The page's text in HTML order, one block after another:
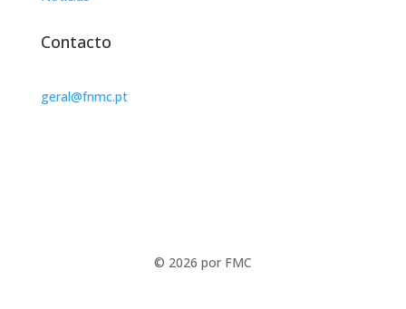
Contacto
geral@fnmc.pt
© 2026 por FMC